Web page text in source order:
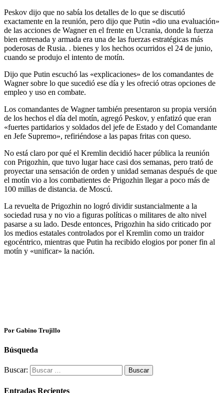
Peskov dijo que no sabía los detalles de lo que se discutió
exactamente en la reunión, pero dijo que Putin «dio una evaluación»
de las acciones de Wagner en el frente en Ucrania, donde la fuerza
bien entrenada y armada era una de las fuerzas estratégicas más
poderosas de Rusia. . bienes y los hechos ocurridos el 24 de junio,
cuando se produjo el intento de motín.
Dijo que Putin escuchó las «explicaciones» de los comandantes de
Wagner sobre lo que sucedió ese día y les ofreció otras opciones de
empleo y uso en combate.
Los comandantes de Wagner también presentaron su propia versión
de los hechos el día del motín, agregó Peskov, y enfatizó que eran
«fuertes partidarios y soldados del jefe de Estado y del Comandante
en Jefe Supremo», refiriéndose a las papas fritas con queso.
No está claro por qué el Kremlin decidió hacer pública la reunión
con Prigozhin, que tuvo lugar hace casi dos semanas, pero trató de
proyectar una sensación de orden y unidad semanas después de que
el motín vio a los combatientes de Prigozhin llegar a poco más de
100 millas de distancia. de Moscú.
La revuelta de Prigozhin no logró dividir sustancialmente a la
sociedad rusa y no vio a figuras políticas o militares de alto nivel
pasarse a su lado. Desde entonces, Prigozhin ha sido criticado por
los medios estatales controlados por el Kremlin como un traidor
egocéntrico, mientras que Putin ha recibido elogios por poner fin al
motín y «unificar» la nación.
Por Gabino Trujillo
Búsqueda
Buscar:
Entradas Recientes